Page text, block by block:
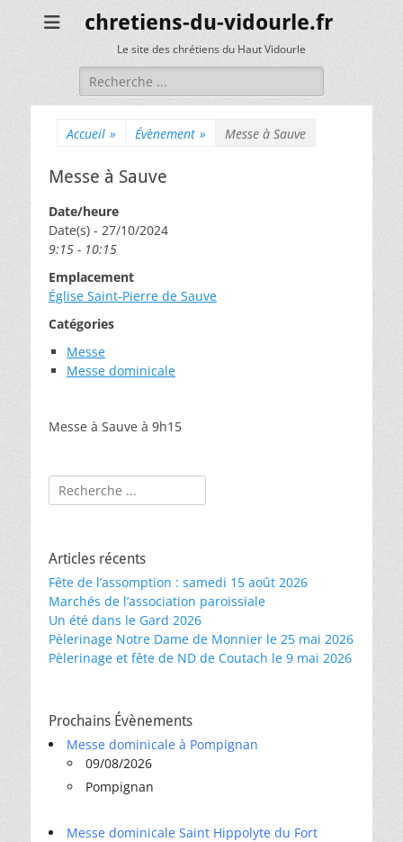
chretiens-du-vidourle.fr
Le site des chrétiens du Haut Vidourle
Rechercher :
Accueil » Évènement » Messe à Sauve
Messe à Sauve
Date/heure
Date(s) - 27/10/2024
9:15 - 10:15
Emplacement
Église Saint-Pierre de Sauve
Catégories
Messe
Messe dominicale
Messe à Sauve à 9h15
Rechercher :
Articles récents
Fête de l’assomption : samedi 15 août 2026
Marchés de l’association paroissiale
Un été dans le Gard 2026
Pèlerinage Notre Dame de Monnier le 25 mai 2026
Pèlerinage et fête de ND de Coutach le 9 mai 2026
Prochains Évènements
Messe dominicale à Pompignan
09/08/2026
Pompignan
Messe dominicale Saint Hippolyte du Fort